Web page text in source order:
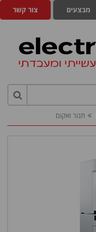
צור קשר מבצעים
תנור ואקום